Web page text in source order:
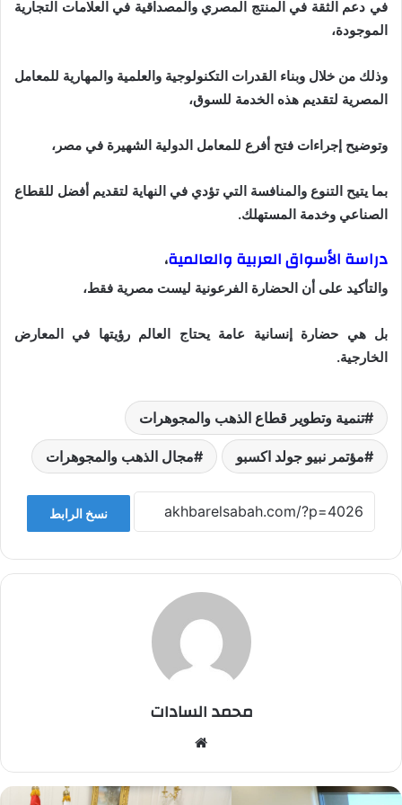
في دعم الثقة في المنتج المصري والمصداقية في العلامات التجارية
الموجودة،
وذلك من خلال وبناء القدرات التكنولوجية والعلمية والمهارية للمعامل
المصرية لتقديم هذه الخدمة للسوق،
وتوضيح إجراءات فتح أفرع للمعامل الدولية الشهيرة في مصر،
بما يتيح التنوع والمنافسة التي تؤدي في النهاية لتقديم أفضل للقطاع
الصناعي وخدمة المستهلك.
دراسة الأسواق العربية والعالمية،
والتأكيد على أن الحضارة الفرعونية ليست مصرية فقط،
بل هي حضارة إنسانية عامة يحتاج العالم رؤيتها في المعارض
الخارجية.
تنمية وتطوير قطاع الذهب والمجوهرات
مؤتمر نبيو جولد اكسبو مجال الذهب والمجوهرات
نسخ الرابط
محمد السادات